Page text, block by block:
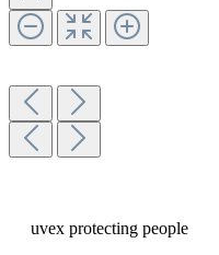
uvex protecting people